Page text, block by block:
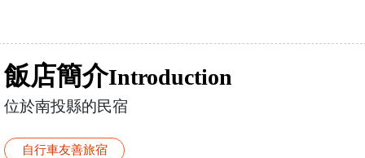
飯店簡介Introduction
位於南投縣的民宿
自行車友善旅宿